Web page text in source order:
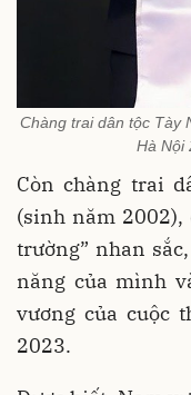
Chàng trai dân tộc Tày
Hà Nội
Còn chàng trai
(sinh năm 2002),
trường” nhan
năng của mình
vương của cuộc
2023.